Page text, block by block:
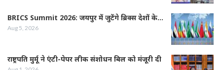
BRICS Summit 2026: जयपुर में जुटेंगे ब्रिक्स देशों के…
Aug 5, 2026
राष्ट्रपति मुर्मू ने एंटी-पेपर लीक संशोधन बिल को मंजूरी दी